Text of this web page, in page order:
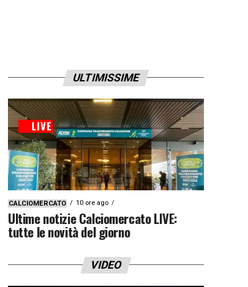
ULTIMISSIME
CALCIOMERCATO 10 ore ago
Ultime notizie Calciomercato LIVE:
tutte le novità del giorno
VIDEO